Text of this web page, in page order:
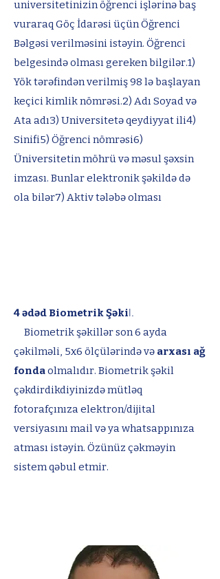
universitetinizin öğrenci işlərinə baş
vuraraq Göç İdarəsi üçün Öğrenci
Bəlgəsi verilməsini istəyin. Öğrenci
belgesində olması gereken bilgilər.1)
Yök tərəfindən verilmiş 98 lə başlayan
keçici kimlik nömrəsi.2) Adı Soyad və
Ata adı3) Universitetə qeydiyyat ili4)
Sinifi5) Öğrenci nömrəsi6)
Üniversitetin möhrü və məsul şəxsin
imzası. Bunlar elektronik şəkildə də
ola bilər7) Aktiv tələbə olması
4 ədəd Biometrik Şəkil.
Biometrik şəkillər son 6 ayda
çəkilməli, 5x6 ölçülərindəvə arxası ağ
fondaolmalıdır. Biometrik şəkil
çəkdirdikdiyinizdə mütləq
fotorafçınıza elektron/dijital
versiyasını mailvə ya whatsappınıza
atması istəyin. Özünüz çəkməyin
sistem qəbul etmir.